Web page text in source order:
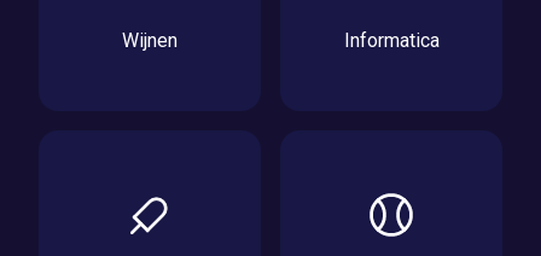
Wijnen Informatica